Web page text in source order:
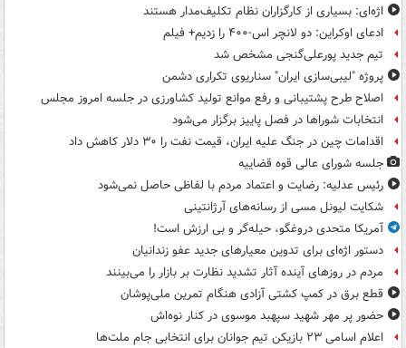
اژه‌ای: بسیاری از کارگزاران نظام تکلیف‌مدار هستند
ادعای اوکراین: دو لانچر اس-۴۰۰ را زدیم+ فیلم
تیم جدید پورعلی‌گنجی مشخص شد
پروژه "لیبی‌سازی ایران" سناریوی تکراری دشمن
اصلاح طرح پشتیبانی و رفع موانع تولید کشاورزی در جلسه امروز مجلس
انتخابات شوراها در فصل پاییز برگزار می‌شود
اقدامات چین در جنگ علیه ایران، قیمت نفت را ۳۰ دلار کاهش داد
جلسه شورای عالی قوه قضاییه
رئیس عدلیه: رضایت و اعتماد مردم با لفاظی حاصل نمی‌شود
شکایت لیونل مسی از رسانه‌های آرژانتینی
آمریکا متحدی دروغگو، حیله‌گر و بی ارزش است!
دستور اژه‌ای برای تدوین معیارهای جدید عفو زندانیان
مردم در روزهای آینده آثار تشدید نظارت بر بازار را می‌بینند
قطع برق در کمپ کشتی آزادی هنگام تمرین ملی‌پوشان
حضور پر مهر شهید سپهبد موسوی در کنار نوه‌اش
اعلام اسامی ۲۳ بازیکن تیم جوانان برای انتخابی جام ملت‌ها